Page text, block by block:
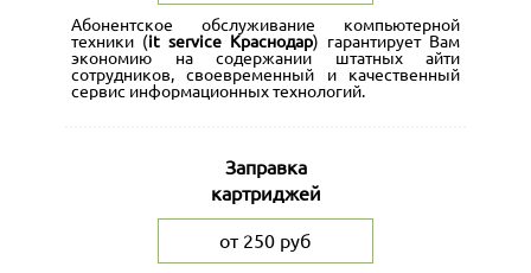
Абонентское обслуживание компьютерной
техники (it service Краснодар) гарантирует Вам
экономию на содержании штатных айти
сотрудников, своевременный и качественный
сервис информационных технологий.
Заправка
картриджей
от 250 руб